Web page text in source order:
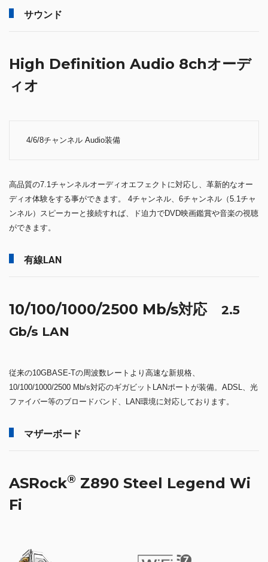
サウンド
High Definition Audio 8chオーデ
ィオ
4/6/8チャンネル Audio装備
高品質の7.1チャンネルオーディオエフェクトに対応し、革新的なオー
ディオ体験をする事ができます。 4チャンネル、6チャンネル（5.1チャ
ンネル）スピーカーと接続すれば、ド迫力でDVD映画鑑賞や音楽の視聴
ができます。
有線LAN
10/100/1000/2500 Mb/s対応 2.5
Gb/s LAN
従来の10GBASE-Tの周波数レートより高速な新規格、
10/100/1000/2500 Mb/s対応のギガビットLANポートが装備。ADSL、光
ファイバー等のブロードバンド、LAN環境に対応しております。
マザーボード
ASRock® Z890 Steel Legend Wi
Fi